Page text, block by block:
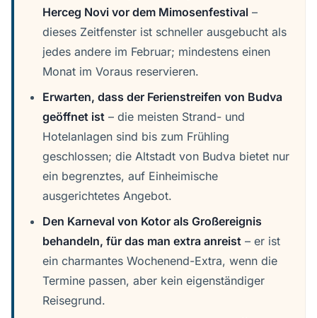
Herceg Novi vor dem Mimosenfestival –
dieses Zeitfenster ist schneller ausgebucht als
jedes andere im Februar; mindestens einen
Monat im Voraus reservieren.
Erwarten, dass der Ferienstreifen von Budva
geöffnet ist – die meisten Strand- und
Hotelanlagen sind bis zum Frühling
geschlossen; die Altstadt von Budva bietet nur
ein begrenztes, auf Einheimische
ausgerichtetes Angebot.
Den Karneval von Kotor als Großereignis
behandeln, für das man extra anreist – er ist
ein charmantes Wochenend-Extra, wenn die
Termine passen, aber kein eigenständiger
Reisegrund.